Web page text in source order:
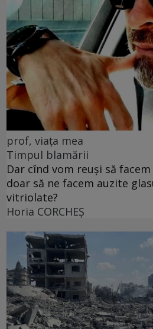
prof, viața mea
Timpul blamării
Dar cînd vom reuși să
doar să ne facem auzite
vitriolate?
Horia CORCHEŞ